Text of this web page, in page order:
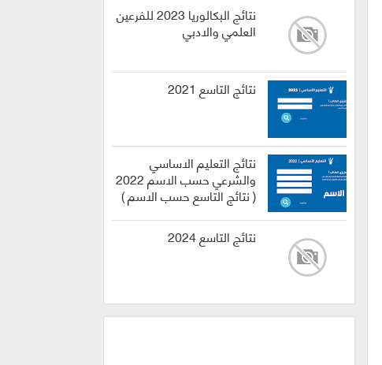
نتائج البكالوريا 2023 للفرعين
العلمي والادبي
نتائج التاسع 2021
نتائج التعليم الاساسي
والشرعي حسب الاسم 2022
( نتائج التاسع حسب الاسم )
نتائج التاسع 2024